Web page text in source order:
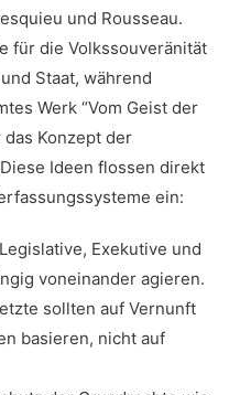
und Rousseau.
‌für‍ die⁣ Volkssouveränität
Staat, ​während
Werk “Vom Geist ⁣der
Konzept ⁤der⁤
‍Ideen flossen direkt
ein:
‌Legislative, Exekutive und
voneinander agieren.
sollten auf ⁣Vernunft
basieren, nicht auf